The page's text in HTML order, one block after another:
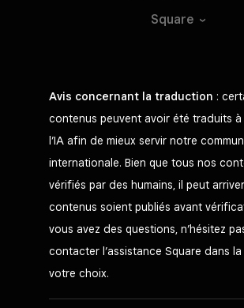
Square
Avis concernant la traduction :
contenus peuvent avoir été traduits à
l’IA afin de mieux servir notre
internationale. Bien que tous nos
vérifiés par des humains, il peut
contenus soient publiés avant
vous avez des questions, n’hésitez
contacter l’assistance Square dans
votre choix.